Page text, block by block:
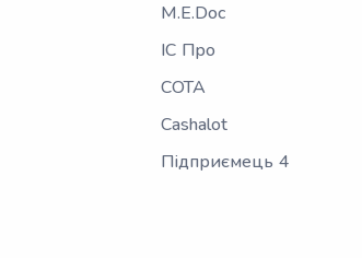
M.E.Doc
ІС Про
СОТА
Cashalot
Підприємець 4